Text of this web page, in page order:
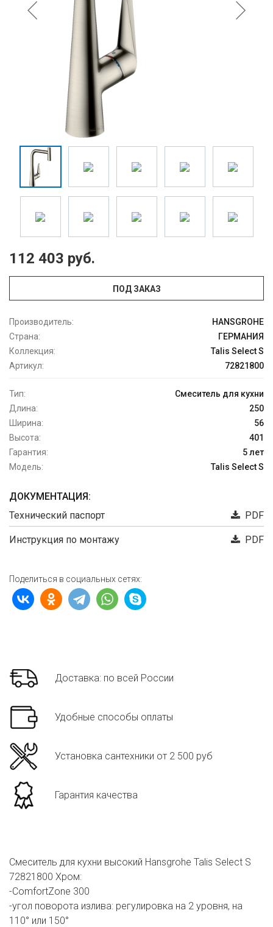
112 403 руб.
ПОД ЗАКАЗ
Производитель:
HANSGROHE
Страна:
ГЕРМАНИЯ
Коллекция:
Talis Select S
Артикул:
72821800
Тип:
Смеситель для кухни
Длина:
250
Ширина:
56
Высота:
401
Гарантия:
5 лет
Модель:
Talis Select S
ДОКУМЕНТАЦИЯ:
Технический паспорт
PDF
Инструкция по монтажу PDF
Поделиться в социальных сетях:
Доставка: по всей России
Удобные способы оплаты
Установка сантехники от 2 500 руб
Гарантия качества
Смеситель для кухни высокий Hansgrohe Talis Select S
72821800 Хром:
-ComfortZone 300
-угол поворота излива: регулировка на 2 уровня, на
110° или 150°